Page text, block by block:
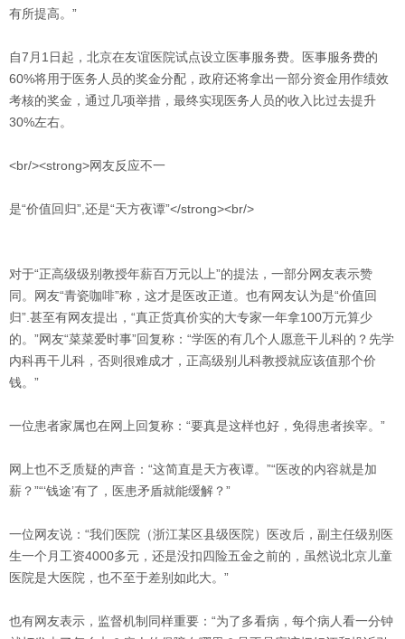
有所提高。”
自7月1日起，北京在友谊医院试点设立医事服务费。医事服务费的
60%将用于医务人员的奖金分配，政府还将拿出一部分资金用作绩效
考核的奖金，通过几项举措，最终实现医务人员的收入比过去提升
30%左右。
<br/><strong>网友反应不一
是“价值回归”,还是“天方夜谭”</strong><br/>
对于“正高级级别教授年薪百万元以上”的提法，一部分网友表示赞
同。网友“青瓷咖啡”称，这才是医改正道。也有网友认为是“价值回
归”.甚至有网友提出，“真正货真价实的大专家一年拿100万元算少
的。”网友“菜菜爱时事”回复称：“学医的有几个人愿意干儿科的？先学
内科再干儿科，否则很难成才，正高级别儿科教授就应该值那个价
钱。”
一位患者家属也在网上回复称：“要真是这样也好，免得患者挨宰。”
网上也不乏质疑的声音：“这简直是天方夜谭。”“医改的内容就是加
薪？”“‘钱途’有了，医患矛盾就能缓解？”
一位网友说：“我们医院（浙江某区县级医院）医改后，副主任级别医
生一个月工资4000多元，还是没扣四险五金之前的，虽然说北京儿童
医院是大医院，也不至于差别如此大。”
也有网友表示，监督机制同样重要：“为了多看病，每个病人看一分钟